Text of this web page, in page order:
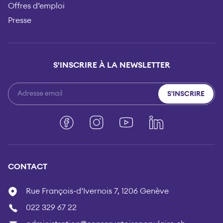
Offres d’emploi
Presse
S'INSCRIRE À LA NEWSLETTER
S'INSCRIRE
FacebookInstagramYouTubeLinkedIn
CONTACT
Rue François-d’Ivernois 7, 1206 Genève
022 329 67 22